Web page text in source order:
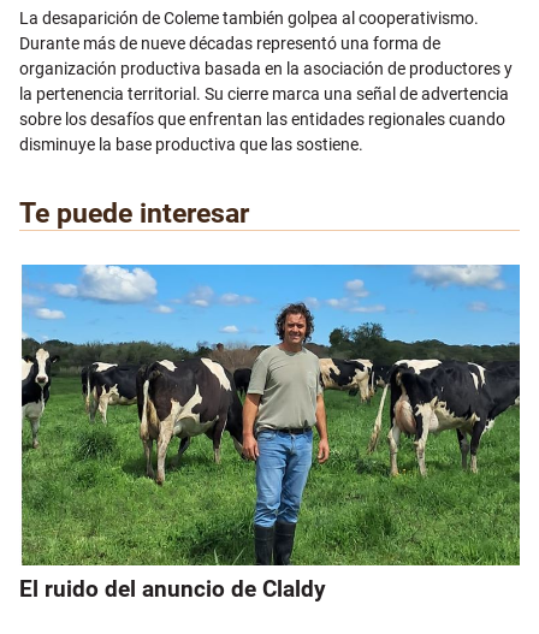
La desaparición de Coleme también golpea al cooperativismo.
Durante más de nueve décadas representó una forma de
organización productiva basada en la asociación de productores y
la pertenencia territorial. Su cierre marca una señal de advertencia
sobre los desafíos que enfrentan las entidades regionales cuando
disminuye la base productiva que las sostiene.
Te puede interesar
El ruido del anuncio de Claldy